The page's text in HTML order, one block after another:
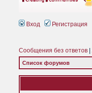
Вход Регистрация
Сообщения без ответов
Список форумов